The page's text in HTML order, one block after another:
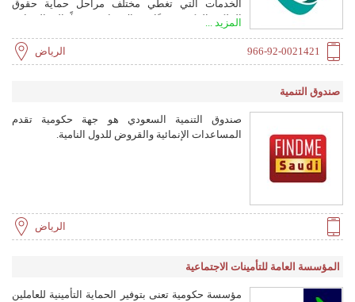
الخدمات التي تغطي مختلف مراحل حماية حقوق
الملكية الفكرية، بدءًا من الإرشاد، ووصولًا إلى الحماية،
التجارية وحقوق المؤلف والتصاميم والأصناف النباتية
والتصاميم التخطيطية للدارات المتكاملة.
المزيد ...
966-92-0021421 الرياض
صندوق التنمية
صندوق التنمية السعودي هو جهة حكومية تقدم
المساعدات الإنمائية والقروض للدول النامية.
الرياض
المؤسسة العامة للتأمينات الاجتماعية
مؤسسة حكومية تعنى بتوفير الحماية التأمينية للعاملين